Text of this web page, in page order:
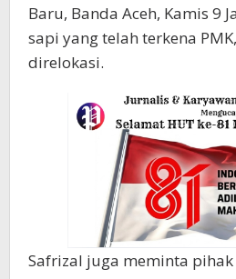
Baru, Banda Aceh, Kamis 9
sapi yang telah terkena
direlokasi.
Safrizal juga meminta